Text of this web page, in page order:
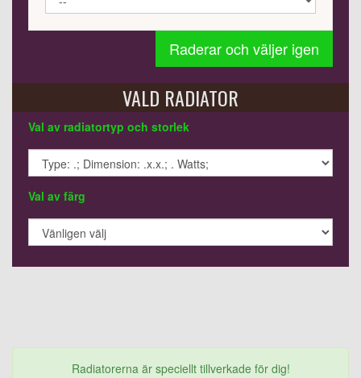
Raderar och väljer igen
VALD RADIATOR
Val av radiatortyp och storlek
Val av färg
Radiatorerna är speciellt tillverkade för dig!